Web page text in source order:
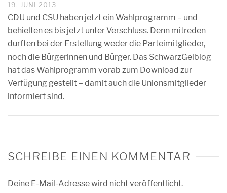
19. JUNI 2013
CDU und CSU haben jetzt ein Wahlprogramm – und
behielten es bis jetzt unter Verschluss. Denn mitreden
durften bei der Erstellung weder die Parteimitglieder,
noch die Bürgerinnen und Bürger. Das SchwarzGelblog
hat das Wahlprogramm vorab zum Download zur
Verfügung gestellt – damit auch die Unionsmitglieder
informiert sind.
SCHREIBE EINEN KOMMENTAR
Deine E-Mail-Adresse wird nicht veröffentlicht.